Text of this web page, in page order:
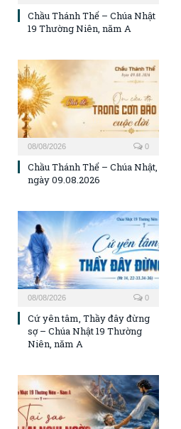
Chầu Thánh Thể – Chúa Nhật
19 Thường Niên, năm A
08/08/2026 0
Chầu Thánh Thể – Chúa Nhật,
ngày 09.08.2026
08/08/2026 0
Cứ yên tâm, Thầy đây đừng
sợ – Chúa Nhật 19 Thường
Niên, năm A